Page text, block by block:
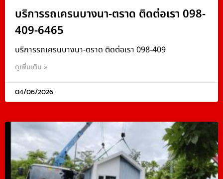
บริการรถเครนบางนา-ตราด ติดต่อเรา 098-
409-6465
บริการรถเครนบางนา-ตราด ติดต่อเรา 098-409
ดูเพิ่มเติม »
04/06/2026